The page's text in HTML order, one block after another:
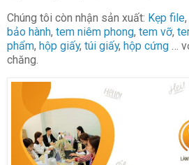
Chúng tôi còn nhận sản xuất: Kẹp file,
bảo hành, tem niêm phong, tem vỡ,
phẩm, hộp giấy, túi giấy, hộp cứng …
chăng.